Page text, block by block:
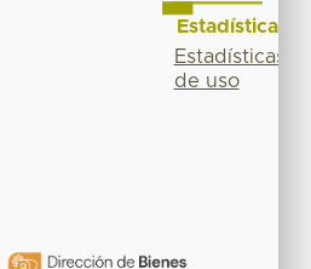
Estadísticas
Estadísticas
de uso